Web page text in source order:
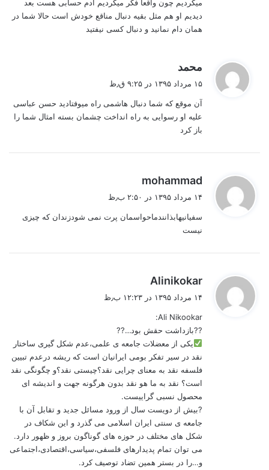
میکردیم چون واقعا فکر میکردیم آدم حسابی هست بعد
دیدیم او هم مثل بقیه دنبال مناقع خودش است حالا شما در
همان دام نمانید و دنبال کسی نیفتید
محمد
:
۱۵ مرداد ۱۳۹۵ در ۹:۲۵ ق٫ظ
آن موقع که شما دنبال هاشمی راه میوفتادید حسن عباسی
علیه او رسوایی به راه انداخت چشمان بسته امثال شما را
باز کرد
mohammad
:
۱۴ مرداد ۱۳۹۵ در ۲:۵۰ ب٫ظ
سفیانیهابذانندماحواسمان پرت نمی شودزندان که چیزی
نیست
Alinikokar
۱۴ مرداد ۱۳۹۵ در ۱۲:۲۳ ب٫ظ
Ali Nikookar:
??بازداشت حقش بود…??
یکی از معضلات جامعه ی علمی،عدم شکل گیری ساختار
نقد در سیر تفکر بومی ایرانیان است که ریشه درعدم تبیین
فلسفه نقد به معنای چرایی نقد؟چیستی نقد؟و چگونگی نقد
است؟ نقد به ما هو نقد بدون هرگونه جهت و اندیشه ای
محصول نسبی گراییست.
?بیش از دویست سال از ورود مسائل جدید و تقابل آن با
جامعه ی سنتی ایران اسلامی می گذرد و این شکاف در
شکل های مختلف در حوزه های گوناگون بروز و ظهور دارد.
می توان تمام پدیدارهای فلسفی،سیاسی،اقتصادی،اجتماعی
و…را در بستر همین تضاد توصیف کرد.